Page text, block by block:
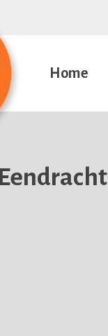
Home